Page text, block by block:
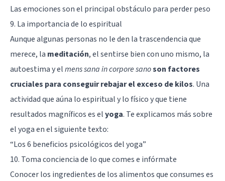
Las emociones son el principal obstáculo para perder peso
9. La importancia de lo espiritual
Aunque algunas personas no le den la trascendencia que
merece, la meditación, el sentirse bien con uno mismo, la
autoestimay elmens sana in corpore sanoson factores
cruciales para conseguir rebajar el exceso de kilos. Una
actividad que aúna lo espiritual y lo físico y que tiene
resultados magníficos es elyoga. Te explicamos más sobre
el yoga en el siguiente texto:
“Los 6 beneficios psicológicos del yoga”
10. Toma conciencia de lo que comes e infórmate
Conocer los ingredientes de los alimentos que consumes es